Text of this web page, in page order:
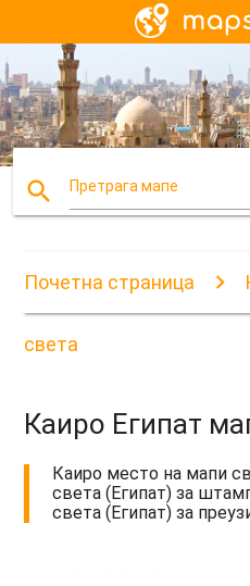
search Претрага мапе
Почетна страница
света
Каиро Египат
Каиро место на мапи
света (Египат) за
света (Египат) за